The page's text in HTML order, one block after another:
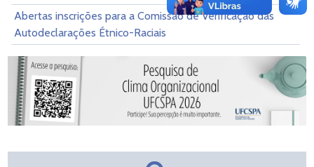
Abertas inscrições para a Comissão de Verificação das
Autodeclarações Étnico-Raciais